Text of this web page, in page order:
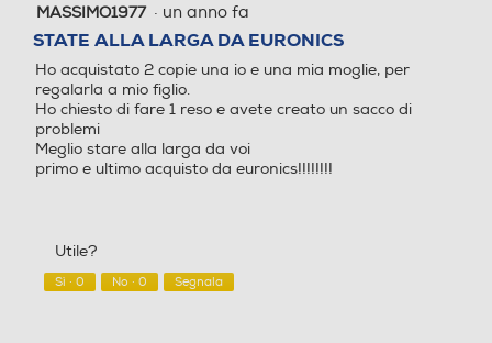
1
5
stelle.
MASSIMO1977 · un anno fa
STATE ALLA LARGA DA EURONICS
Ho acquistato 2 copie una io e una mia moglie, per
regalarla a mio figlio.
Ho chiesto di fare 1 reso e avete creato un sacco di
problemi
Meglio stare alla larga da voi
primo e ultimo acquisto da euronics!!!!!!!!
Utile?
Sì · 0 No · 0 Segnala